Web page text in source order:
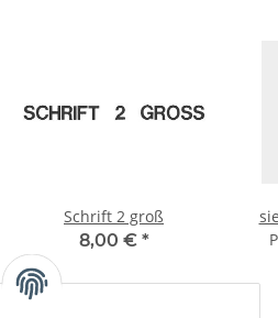
Schrift 2 groß
8,00 € *